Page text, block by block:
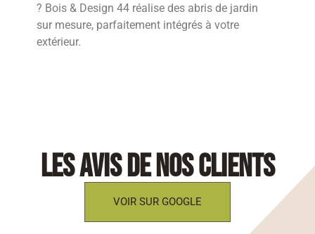
? Bois & Design 44 réalise des abris de jardin
sur mesure, parfaitement intégrés à votre
extérieur.
les avis de nos clients
VOIR SUR GOOGLE